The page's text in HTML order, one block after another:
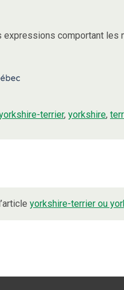
expressions comportant les
terrier, yorkshire,
yorkshire-terrier ou